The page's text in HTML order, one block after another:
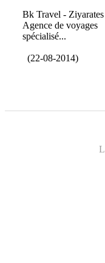
Bk Travel - Ziyarates
Agence de voyages
spécialisé...
(22-08-2014)